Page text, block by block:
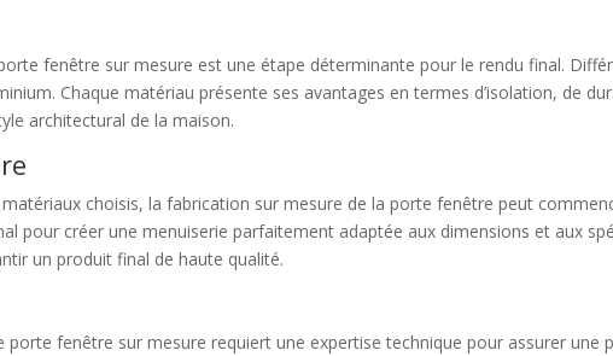
fenêtre sur mesure est une étape déterminante pour le rendu final.
Chaque matériau présente ses avantages en termes d’isolation, de
architectural de la maison.
choisis, la fabrication sur mesure de la porte fenêtre peut
pour créer une menuiserie parfaitement adaptée aux dimensions et aux
un produit final de haute qualité.
porte fenêtre sur mesure requiert une expertise technique pour assurer une